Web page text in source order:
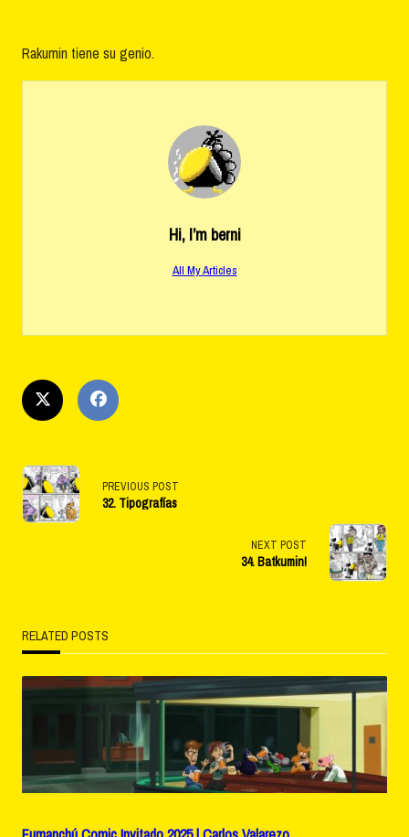
Rakumin tiene su genio.
Hi, I’m berni
All My Articles
<span
class="nav-
reader-
text">Page</span>
PREVIOUS POST
32. Tipografías
NEXT POST
34. Batkumin!
RELATED POSTS